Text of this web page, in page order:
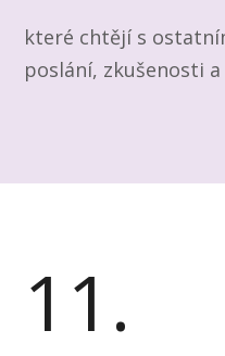
které chtějí s
poslání, zkušenosti
11.